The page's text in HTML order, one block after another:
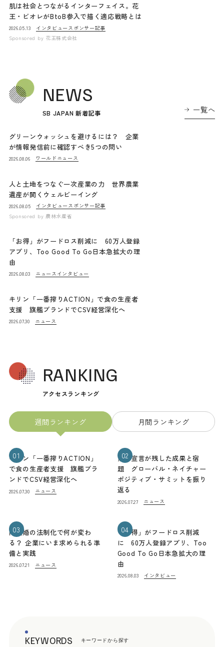
肌は社会とつながるインターフェイス。花
王・ビオレがBtoB参入で描く適応戦略とは
2026.05.13 インタビュー スポンサー記事
Sponsored by 花王株式会社
NEWS
SB JAPAN 新着記事 一覧へ
グリーンウォッシュを避けるには？ 企業
が情報発信前に確認すべき5つの問い
2026.08.06 ワールドニュース
人と土地をつなぐ一次産業の力 世界農業
遺産が開くウェルビーイング
2026.08.05 インタビュー スポンサー記事
Sponsored by 農林水産省
「お得」がフードロス削減に 60万人登録
アプリ、Too Good To Go日本急拡大の理
由
2026.08.03 ニュース インタビュー
キリン「一番搾りACTION」で食の生産者
支援 旗艦ブランドでCSV経営深化へ
2026.07.30 ニュース
RANKING
アクセスランキング
週間ランキング 月間ランキング
01
キリン「一番搾りACTION」
で食の生産者支援 旗艦ブラ
ンドでCSV経営深化へ
2026.07.30 ニュース
02
熊本宣言が残した成果と宿
題 グローバル・ネイチャー
ポジティブ・サミットを振り
返る
2026.07.27 ニュース
03
同性婚の法制化で何が変わ
る？ 企業にいま求められる準
備と実践
2026.07.21 ニュース
04
「お得」がフードロス削減
に 60万人登録アプリ、Too
Good To Go日本急拡大の理
由
2026.08.03 インタビュー
KEYWORDS キーワードから探す